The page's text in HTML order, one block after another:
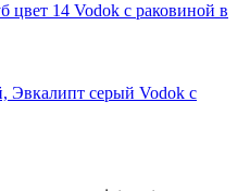
цвет 14 Vodok с раковиной в
Эвкалипт серый Vodok с